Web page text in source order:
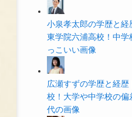
小泉孝太郎の学歴と
東学院六浦高校！中
っこいい画像
広瀬すずの学歴と経
校！大学や中学校の
代の画像